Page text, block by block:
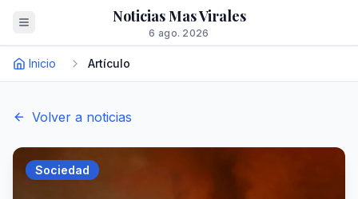
Noticias Mas Virales
6 ago. 2026
Inicio Artículo
Volver a noticias
Sociedad